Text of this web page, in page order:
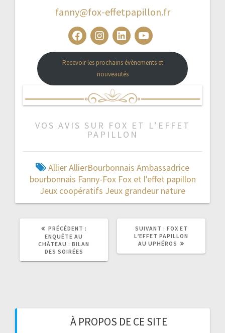
fanny@fox-effetpapillon.fr
Facebook Instagram LinkedIn YouTube
Recevoir les prochains évènements et
nouveautés
VOS AVIS SUR FOX ET L’EFFET
PAPILLON
AllierAllierBourbonnais Ambassadrice
bourbonnais Fanny-Fox Fox et l'effet papillon
Jeux coopératifs Jeux grandeur nature
PRÉCÉDENT :
:
ENQUÊTE AU
CHÂTEAU : BILAN
DES SOIRÉES
SUIVANT : ARTICLE
SUIVANT
:
FOX ET
L’EFFET PAPILLON
AU UPHÉROS
À PROPOS DE CE SITE